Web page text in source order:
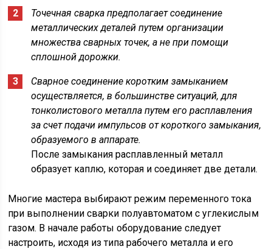
Точечная сварка предполагает соединение
металлических деталей путем организации
множества сварных точек, а не при помощи
сплошной дорожки.
Сварное соединение коротким замыканием
осуществляется, в большинстве ситуаций, для
тонколистового металла путем его расплавления
за счет подачи импульсов от короткого замыкания,
образуемого в аппарате.
После замыкания расплавленный металл
образует каплю, которая и соединяет две детали.
Многие мастера выбирают режим переменного тока
при выполнении сварки полуавтоматом с углекислым
газом. В начале работы оборудование следует
настроить, исходя из типа рабочего металла и его